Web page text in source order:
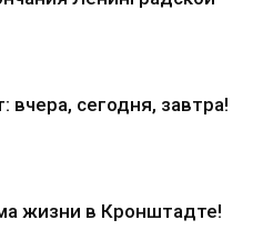
вчера, сегодня, завтра!
жизни в Кронштадте!